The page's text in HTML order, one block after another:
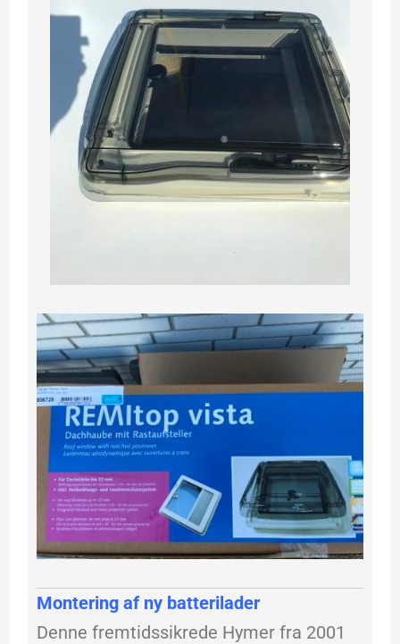
Montering af ny batterilader
Denne fremtidssikrede Hymer fra 2001